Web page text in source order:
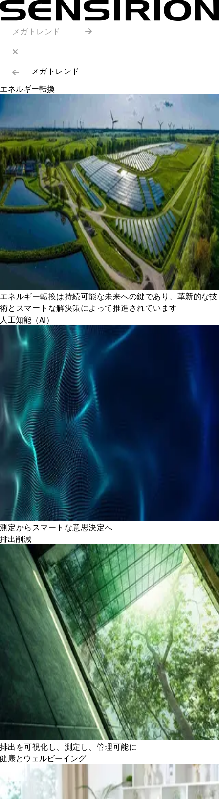
メガトレンド
メガトレンド
エネルギー転換
エネルギー転換は持続可能な未来への鍵であり、革新的な技
術とスマートな解決策によって推進されています
人工知能（AI）
測定からスマートな意思決定へ
排出削減
排出を可視化し、測定し、管理可能に
健康とウェルビーイング